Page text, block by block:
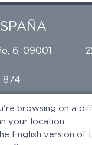
browsing on a
your location.
English version of
6, 09001
874